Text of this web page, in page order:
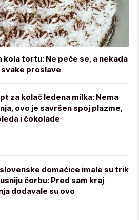
tortu: Ne peče se, a nekada
proslave
za kolač ledena milka: Nema
ovo je savršen spoj plazme,
i čokolade
domaćice imale su trik
čorbu: Pred sam kraj
dodavale su ovo